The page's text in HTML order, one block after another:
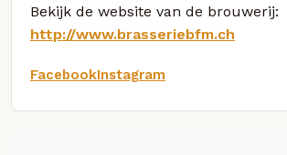
Bekijk de website van de brouwerij:
http://www.brasseriebfm.ch
FacebookInstagram